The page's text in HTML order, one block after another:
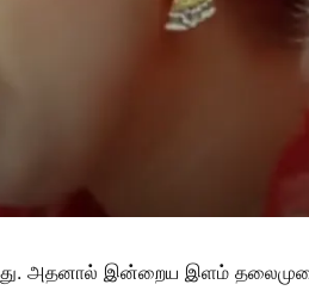
அதனால் இன்றைய இளம்